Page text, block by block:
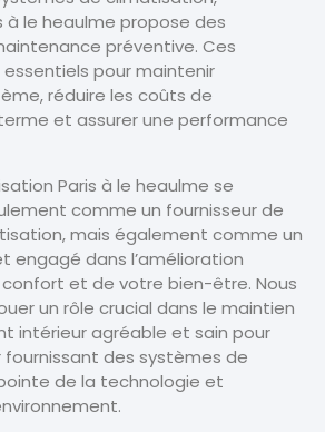
à le heaulme propose des
préventive. Ces
pour maintenir
réduire les coûts de
et assurer une performance
Paris à le heaulme se
comme un fournisseur de
mais également comme un
engagé dans l’amélioration
et de votre bien-être. Nous
un rôle crucial dans le maintien
intérieur agréable et sain pour
fournissant des systèmes de
de la technologie et